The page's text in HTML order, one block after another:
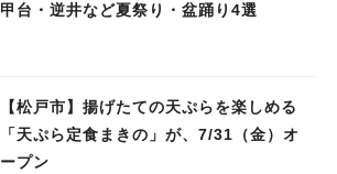
甲台・逆井など夏祭り・盆踊り4選
【松戸市】揚げたての天ぷらを楽しめる
「天ぷら定食まきの」が、7/31（金）オ
ープン